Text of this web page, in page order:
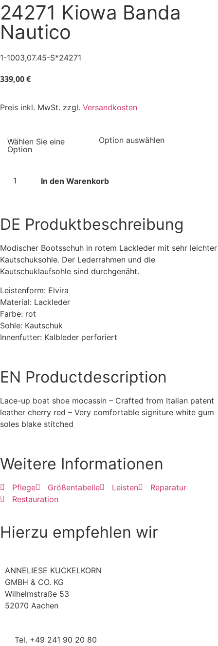
24271 Kiowa Banda
Nautico
1-1003,07.45-S*24271
339,00€
Preis inkl. MwSt. zzgl. Versandkosten
In den Warenkorb
DE Produktbeschreibung
Modischer Bootsschuh in rotem Lackleder mit sehr leichter
Kautschuksohle. Der Lederrahmen und die
Kautschuklaufsohle sind durchgenäht.
Leistenform: Elvira
Material: Lackleder
Farbe: rot
Sohle: Kautschuk
Innenfutter: Kalbleder perforiert
EN Productdescription
Lace-up boat shoe mocassin – Crafted from Italian patent
leather cherry red – Very comfortable signiture white gum
soles blake stitched
Weitere Informationen
Pflege Größentabelle Leisten
Reparatur
Restauration
Hierzu empfehlen wir
ANNELIESE KUCKELKORN
GMBH & CO. KG
Wilhelmstraße 53
52070 Aachen
Tel. +49 241 90 20 80